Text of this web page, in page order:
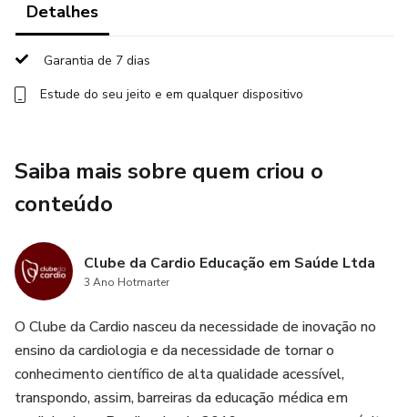
para discussão de casos; livro digital com 190 páginas e
bulário. São 20 horas de curso em 44 aulas didáticas. Siga
o mapa do Clube e conduza todo paciente no pós-
operatório de qualquer cirurgia cardíaca.
Detalhes
Garantia de 7 dias
Estude do seu jeito e em qualquer dispositivo
Saiba mais sobre quem criou o
conteúdo
Clube da Cardio Educação em Saúde Ltda
3 Ano Hotmarter
O Clube da Cardio nasceu da necessidade de inovação no
ensino da cardiologia e da necessidade de tornar o
conhecimento científico de alta qualidade acessível,
transpondo, assim, barreiras da educação médica em